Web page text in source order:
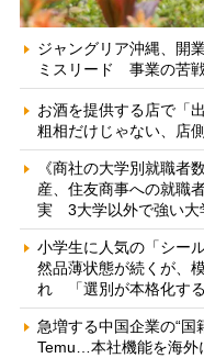
ジャングリア沖縄、開
ミスリード 事業の苦
お酒を提供する店で「
粗相だけじゃない、店
《商社の大学別就職者
産、住友商事への就職
実 3大学以外で強い大
小学生に人気の「シー
然品薄状態が続くが、
れ 「選別が本格化する
急増する中国企業の“国
Temu…本社機能を海外